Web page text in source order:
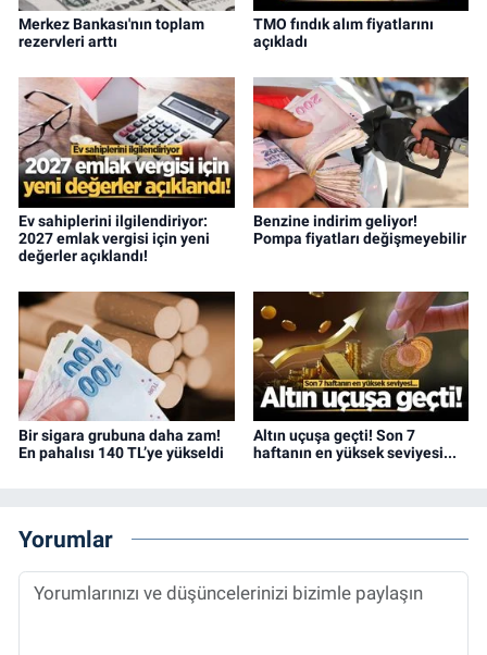
Merkez Bankası'nın toplam
rezervleri arttı
TMO fındık alım fiyatlarını
açıkladı
Ev sahiplerini ilgilendiriyor:
2027 emlak vergisi için yeni
değerler açıklandı!
Benzine indirim geliyor!
Pompa fiyatları değişmeyebilir
Bir sigara grubuna daha zam!
En pahalısı 140 TL’ye yükseldi
Altın uçuşa geçti! Son 7
haftanın en yüksek seviyesi...
Yorumlar